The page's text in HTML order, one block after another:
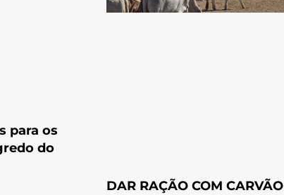
para os
do
DAR RAÇÃO COM CARVÃO